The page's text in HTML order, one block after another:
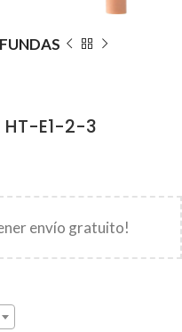
HT-E1-2-3
envío gratuito!